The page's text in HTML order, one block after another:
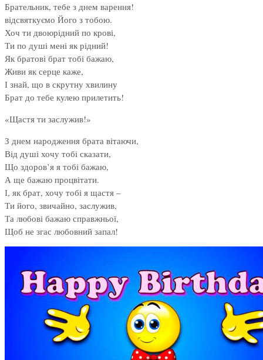
Брательник, тебе з днем варення!
відсвяткуємо Його з тобою.
Хоч ти двоюрідний по крові,
Ти по душі мені як рідний!
Як братові брат тобі бажаю,
Живи як серце каже,
І знай, що в скрутну хвилину
Брат до тебе кулею прилетить!
«Щастя ти заслужив!»
З днем народження брата вітаючи,
Від душі хочу тобі сказати,
Що здоров’я я тобі бажаю,
А ще бажаю процвітати.
І, як брат, хочу тобі я щастя –
Ти його, звичайно, заслужив,
Та любові бажаю справжньої,
Щоб не згас любовний запал!